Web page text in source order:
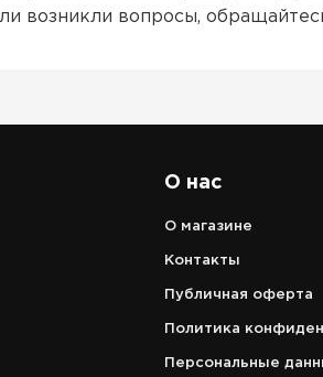
возникли вопросы,
О нас
О магазине
Контакты
Публичная оферта
Политика
Персональные
д. 63Б, этаж 2, пав. Д17
c 10:00 до 21:00